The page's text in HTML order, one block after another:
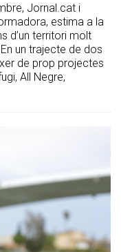
Jornal.cat i
estima a la
d’un territori molt
un trajecte de dos
de prop projectes
All Negre,